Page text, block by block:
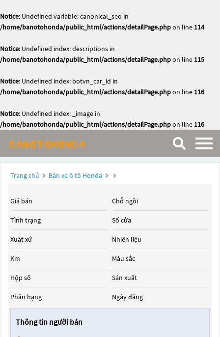
Notice: Undefined variable: canonical_seo in
/home/banotohonda/public_html/actions/detailPage.phpon line 114
Notice: Undefined index: descriptions in
/home/banotohonda/public_html/actions/detailPage.phpon line 115
Notice: Undefined index: botvn_car_id in
/home/banotohonda/public_html/actions/detailPage.phpon line 116
Notice: Undefined index: _image in
/home/banotohonda/public_html/actions/detailPage.phpon line 116
Trang chủ Bán xe ô tô Honda
Giá bán
Tình trạng
Xuất xứ
Km
Hộp số
Phân hạng
Chỗ ngồi
Số cửa
Nhiên liệu
Màu sắc
Sản xuất
Ngày đăng
Thông tin người bán